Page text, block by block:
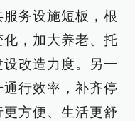
务设施短板，根
，加大养老、托
改造力度。另一
行效率，补齐停
方便、生活更舒